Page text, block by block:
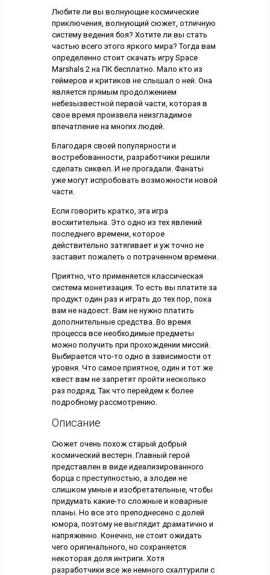
Любите ли вы волнующие космические
приключения, волнующий сюжет, отличную
систему ведения боя? Хотите ли вы стать
частью всего этого яркого мира? Тогда вам
определенно стоит скачать игру Space
Marshals 2 на ПК бесплатно. Мало кто из
геймеров и критиков не слышал о ней. Она
является прямым продолжением
небезызвестной первой части, которая в
свое время произвела неизгладимое
впечатление на многих людей.
Благодаря своей популярности и
востребованности, разработчики решили
сделать сиквел. И не прогадали. Фанаты
уже могут испробовать возможности новой
части.
Если говорить кратко, эта игра
восхитительна. Это одно из тех явлений
последнего времени, которое
действительно затягивает и уж точно не
заставит пожалеть о потраченном времени.
Приятно, что применяется классическая
система монетизация. То есть вы платите за
продукт один раз и играть до тех пор, пока
вам не надоест. Вам не нужно платить
дополнительные средства. Во время
процесса все необходимые предметы
можно получить при прохождении миссий.
Выбирается что-то одно в зависимости от
уровня. Что самое приятное, один и тот же
квест вам не запретят пройти несколько
раз подряд. Так что перейдем к более
подробному рассмотрению.
Описание
Сюжет очень похож старый добрый
космический вестерн. Главный герой
представлен в виде идеализированного
борца с преступностью, а злодеи не
слишком умные и изобретательные, чтобы
придумать какие-то сложные и коварные
планы. Но все это преподнесено с долей
юмора, поэтому не выглядит драматично и
напряженно. Конечно, не стоит ожидать
чего оригинального, но сохраняется
некоторая доля интриги. Хотя
разработчики все же немного схалтурили с